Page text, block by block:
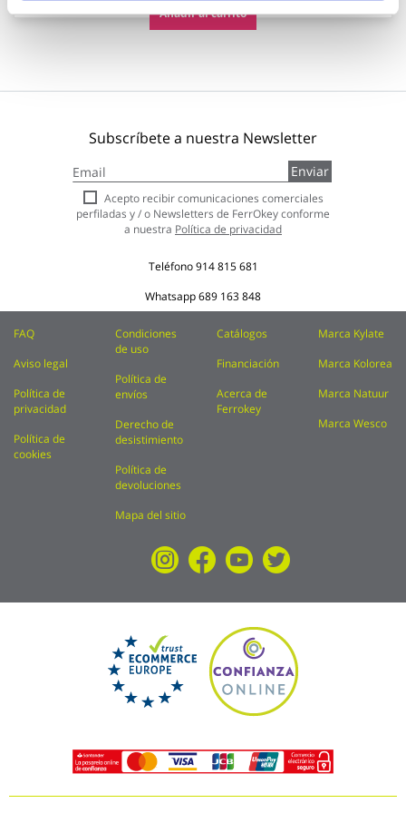
Añadir al carrito
Subscríbete a nuestra Newsletter
a
nuestro
boletín
de
Enviar
Acepto recibir comunicaciones comerciales
perfiladas y / o Newsletters de FerrOkey conforme
a nuestra Política de privacidad
Teléfono914 815 681
Whatsapp689 163 848
FAQ
Aviso legal
Política de
privacidad
Política de
cookies
Condiciones
de uso
Política de
envíos
Derecho de
desistimiento
Política de
devoluciones
Mapa del sitio
Catálogos
Financiación
Acerca de
Ferrokey
Marca Kylate
Marca Kolorea
Marca Natuur
Marca Wesco